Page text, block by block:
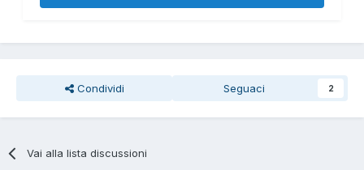
Condividi Seguaci 2
Vai alla lista discussioni